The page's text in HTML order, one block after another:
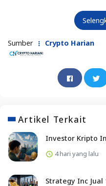
Sumber Crypto Harian
Artikel Terkait
Investor Kripto
4 hari yang lalu
Strategy Inc Jual